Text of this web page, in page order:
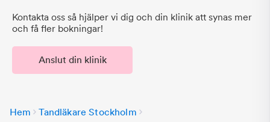
Kontakta oss så hjälper vi dig och din klinik att synas mer
och få fler bokningar!
Anslut din klinik
Hem
Tandläkare Stockholm